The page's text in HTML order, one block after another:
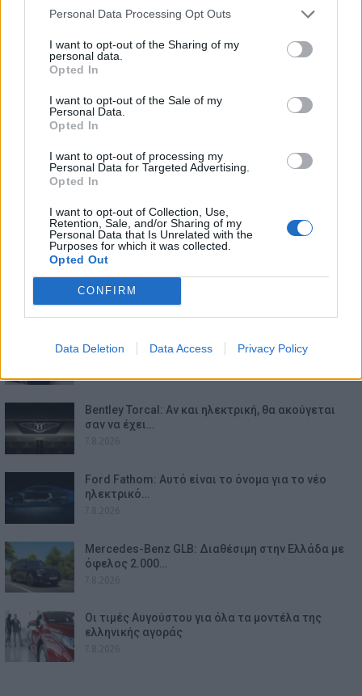
Personal Data Processing Opt Outs
I want to opt-out of the Sharing of my
personal data.
Opted In
I want to opt-out of the Sale of my
Personal Data.
Opted In
I want to opt-out of processing my
Personal Data for Targeted Advertising.
Opted In
I want to opt-out of Collection, Use,
Retention, Sale, and/or Sharing of my
Personal Data that Is Unrelated with the
Purposes for which it was collected.
Opted Out
CONFIRM
Data Deletion Data Access Privacy Policy
ΕΠΙΚΑΙΡΟΤΗΤΑ
Ο Alain Favey αποκλειστικά στα Auto Express /
MotorOne: «Δεν…
Bentley Torcal: Αν και ηλεκτρική, θα ακούγεται
σαν να έχει…
Ford Fathom: Αυτό είναι το όνομα για το νέο
ηλεκτρικό…
Mercedes-Benz GLB: Διαθέσιμη στην Ελλάδα με
όφελος 2.000…
Οι τιμές Αυγούστου για όλα τα μοντέλα της
ελληνικής αγοράς